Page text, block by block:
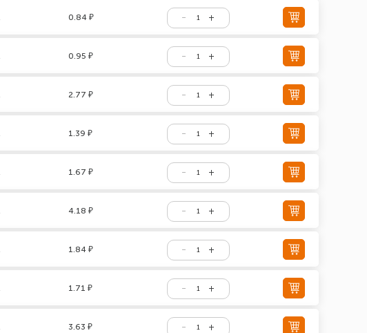
0.84 ₽
0.95 ₽
2.77 ₽
1.39 ₽
1.67 ₽
4.18 ₽
1.84 ₽
1.71 ₽
3.63 ₽